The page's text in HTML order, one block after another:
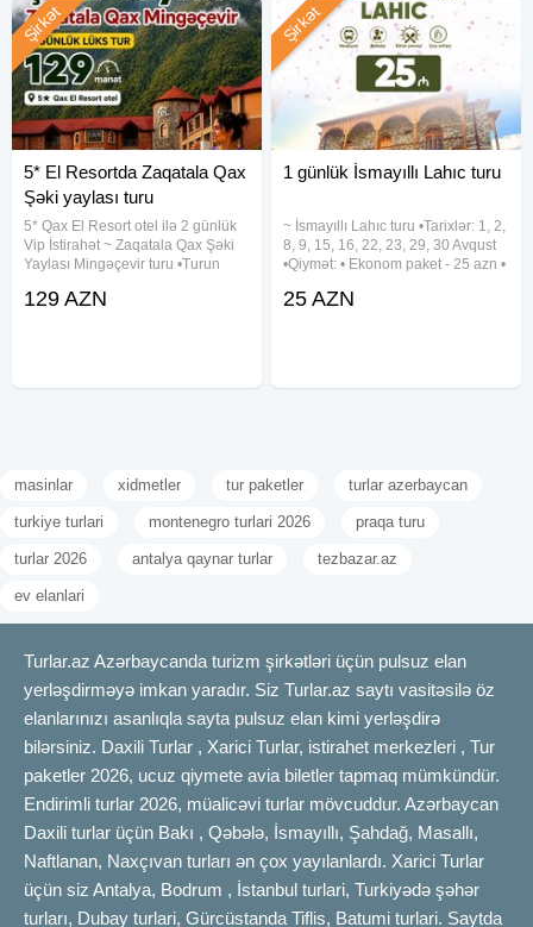
5* El Resortda Zaqatala Qax
Şəki yaylası turu
5* Qax El Resort otel ilə 2 günlük
Vip İstirahət ~ Zaqatala Qax Şəki
Yaylası Mingəçevir turu •Turun
19-20, 22-23, 26-27, 29-30 Avqust
Şirkət
129 AZN
1 günlük İsmayıllı Lahıc turu
~ İsmayıllı Lahıc turu •Tarixlər: 1, 2,
8, 9, 15, 16, 22, 23, 29, 30 Avqust
•Qiymət: • Ekonom paket - 25 azn •
yeməyi daxil) ✓Qiymətə daxildir: •
Şirkət
25 AZN
masinlar xidmetler tur paketler turlar azerbaycan
turkiye turlari montenegro turlari 2026 praqa turu
turlar 2026 antalya qaynar turlar tezbazar.az
ev elanlari
Turlar.az Azərbaycanda turizm şirkətləri üçün pulsuz elan
yerləşdirməyə imkan yaradır. Siz Turlar.az saytı vasitəsilə öz
elanlarınızı asanlıqla sayta pulsuz elan kimi yerləşdirə
bilərsiniz. Daxili Turlar , Xarici Turlar, istirahet merkezleri , Tur
paketler 2026, ucuz qiymete avia biletler tapmaq mümkündür.
Endirimli turlar 2026, müalicəvi turlar mövcuddur. Azərbaycan
Daxili turlar üçün Bakı , Qəbələ, İsmayıllı, Şahdağ, Masallı,
Naftlanan, Naxçıvan turları ən çox yayılanlardı. Xarici Turlar
üçün siz Antalya, Bodrum , İstanbul turlari, Turkiyədə şəhər
turları, Dubay turlari, Gürcüstanda Tiflis, Batumi turlari. Saytda